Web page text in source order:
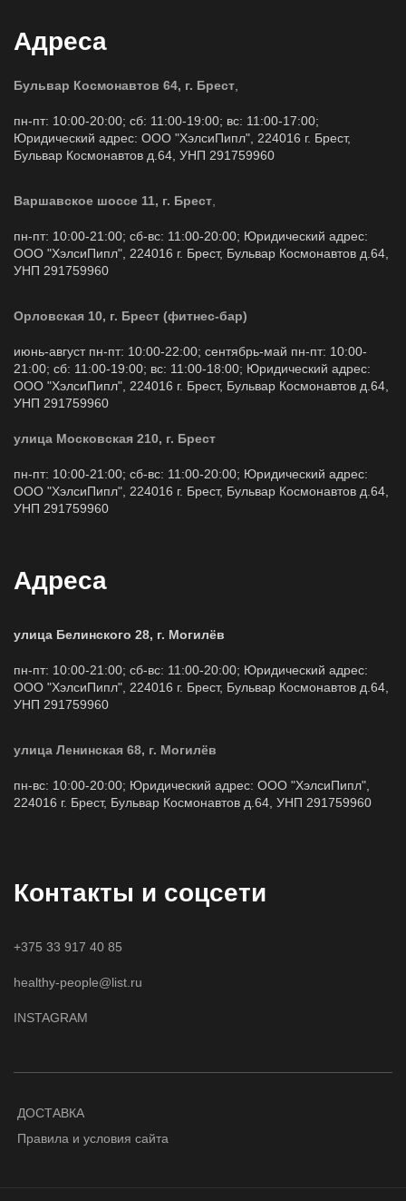
Адреса
Бульвар Космонавтов 64, г. Брест
пн-пт: 10:00-20:00; сб: 11:00-19:00; вс: 11:00-17:00;
Юридический адрес: ООО "ХэлсиПипл", 224016 г. Брест,
Бульвар Космонавтов д.64, УНП 291759960
Варшавское шоссе 11, г. Брест
пн-пт: 10:00-21:00; сб-вс: 11:00-20:00; Юридический адрес:
ООО "ХэлсиПипл", 224016 г. Брест, Бульвар Космонавтов д.64,
УНП 291759960
Орловская 10, г. Брест (фитнес-бар)
июнь-август пн-пт: 10:00-22:00; сентябрь-май пн-пт: 10:00-
21:00; сб: 11:00-19:00; вс: 11:00-18:00; Юридический адрес:
ООО "ХэлсиПипл", 224016 г. Брест, Бульвар Космонавтов д.64,
УНП 291759960
улица Московская 210, г. Брест
пн-пт: 10:00-21:00; сб-вс: 11:00-20:00; Юридический адрес:
ООО "ХэлсиПипл", 224016 г. Брест, Бульвар Космонавтов д.64,
УНП 291759960
Адреса
улица Белинского 28, г. Могилёв
пн-пт: 10:00-21:00; сб-вс: 11:00-20:00; Юридический адрес:
ООО "ХэлсиПипл", 224016 г. Брест, Бульвар Космонавтов д.64,
УНП 291759960
улица Ленинская 68, г. Могилёв
пн-вс: 10:00-20:00; Юридический адрес: ООО "ХэлсиПипл",
224016 г. Брест, Бульвар Космонавтов д.64, УНП 291759960
Контакты и соцсети
+375 33 917 40 85
healthy-people@list.ru
INSTAGRAM
ДОСТАВКА
Правила и условия сайта